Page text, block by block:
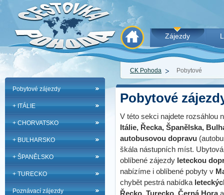
Zájezdy
CK Pohoda Pobytové
Pobytové zájezdy
+ ITÁLIE
+ CHORVATSKO
+ BULHARSKO
+ ŠPANĚLSKO
+ TURECKO
Poznávací zájezdy
Pobytové
V této sekci najdete rozsáhlou
Itálie, Řecka, Španělska,
autobusovou dopravu
škála nástupních míst.
oblíbené zájezdy leteckou
nabízíme i oblíbené pobyty v
chybět pestrá nabídka